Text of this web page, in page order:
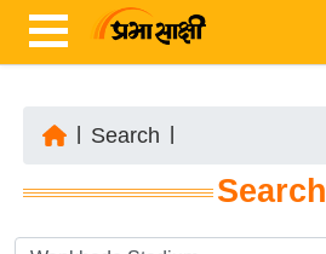
ज़ा
ख
Search
Search